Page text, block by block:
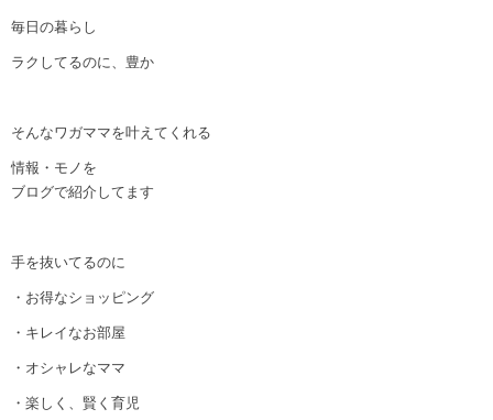
毎日の暮らし
ラクしてるのに、豊か
そんなワガママを叶えてくれる
情報・モノを
ブログで紹介してます
手を抜いてるのに
・お得なショッピング
・キレイなお部屋
・オシャレなママ
・楽しく、賢く育児